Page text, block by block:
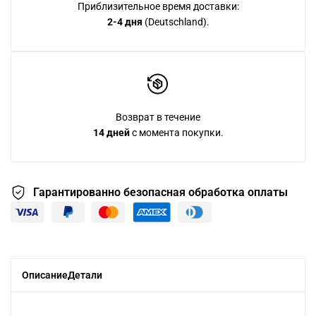
Приблизительное время доставки:
2-4 дня (Deutschland).
Возврат в течение
14 днейс момента покупки.
Гарантированно безопасная обработка оплаты
ОписаниеДетали